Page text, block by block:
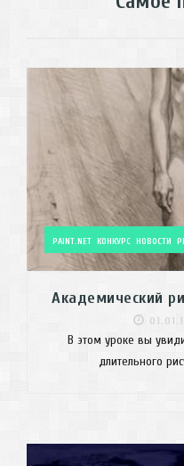
PAINT.NET КОНКУРС НОВОСТИ
Академический
В этом уроке вы
длительного